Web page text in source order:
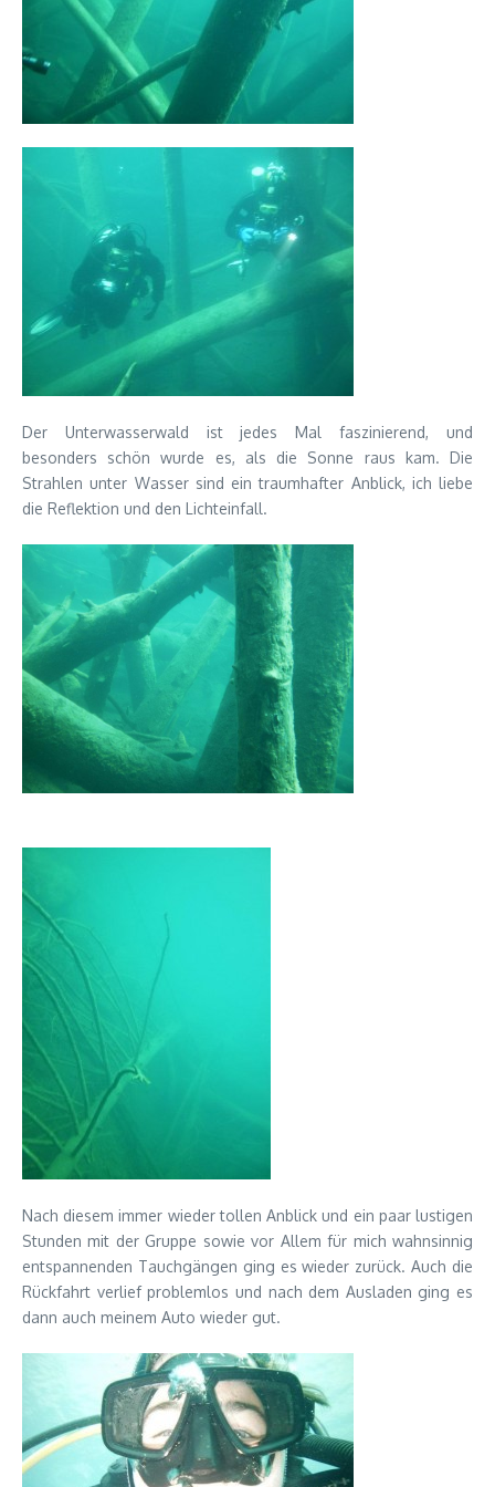
Der Unterwasserwald ist jedes Mal faszinierend, und
besonders schön wurde es, als die Sonne raus kam. Die
Strahlen unter Wasser sind ein traumhafter Anblick, ich liebe
die Reflektion und den Lichteinfall.
Nach diesem immer wieder tollen Anblick und ein paar lustigen
Stunden mit der Gruppe sowie vor Allem für mich wahnsinnig
entspannenden Tauchgängen ging es wieder zurück. Auch die
Rückfahrt verlief problemlos und nach dem Ausladen ging es
dann auch meinem Auto wieder gut.